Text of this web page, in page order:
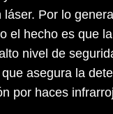
Por lo
el hecho es que
nivel de
asegura la
por haces